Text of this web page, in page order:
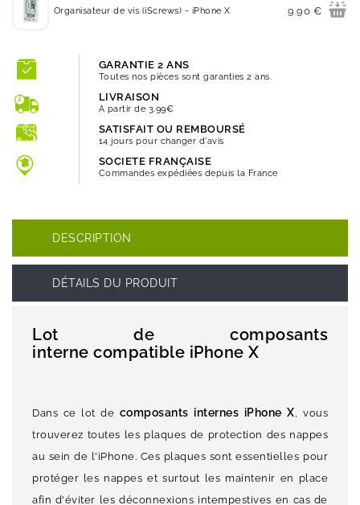
Organisateur de vis (iScrews) - iPhone X Prix
9.90 €
GARANTIE 2 ANS
Toutes nos pièces sont garanties 2 ans.
LIVRAISON
A partir de 3.99€
SATISFAIT OU REMBOURSÉ
14 jours pour changer d'avis
SOCIETE FRANÇAISE
Commandes expédiées depuis la France
DESCRIPTION
DÉTAILS DU PRODUIT
Lot de composants
interne compatible iPhone X
Dans ce lot de composants internes iPhone X, vous
trouverez toutes les plaques de protection des nappes
au sein de l'iPhone. Ces plaques sont essentielles pour
protéger les nappes et surtout les maintenir en place
afin d'éviter les déconnexions intempestives en cas de